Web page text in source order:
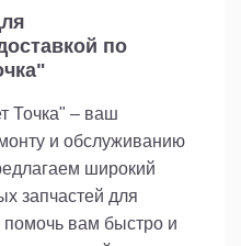
ездой!
по
Точка" – ваш
и обслуживанию
широкий
запчастей для
помочь вам быстро и